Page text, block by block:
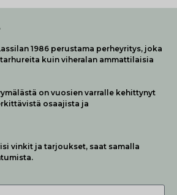
1986 perustama perheyritys, joka
kuin viheralan ammattilaisia
on vuosien varralle kehittynyt
osaajista ja
vinkit ja tarjoukset, saat samalla